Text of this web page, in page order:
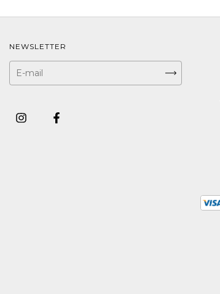
NEWSLETTER